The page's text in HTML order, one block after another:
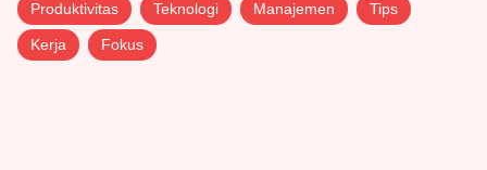
Produktivitas Teknologi Manajemen Tips
Kerja Fokus